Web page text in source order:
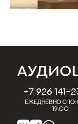
31.07.2026
Обзор
винтажный
+7 926 141-
Ежедневно с
19:00